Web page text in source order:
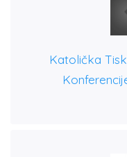
Katolička